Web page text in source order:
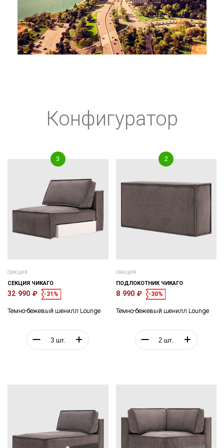
Конфигуратор
секция
СЕКЦИЯ ЧИКАГО
32 990 ₽ -31%
Темно-бежевый шенилл Lounge
секция
ПОДЛОКОТНИК ЧИКАГО
8 990 ₽ -30%
Темно-бежевый шенилл Lounge